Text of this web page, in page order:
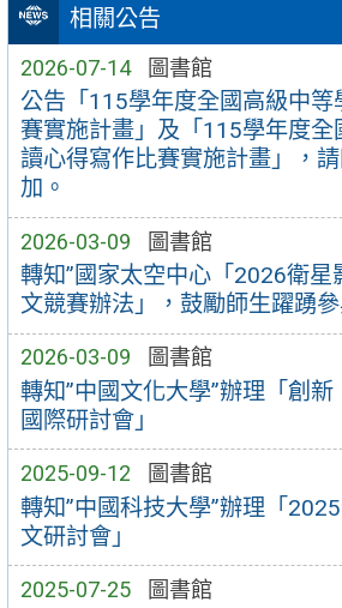
相關公告
2026-07-14 圖書館
公告「115學年度全國高級中
賽實施計畫」及「115學年度全
讀心得寫作比賽實施計畫」，
加。
2026-03-09 圖書館
轉知”國家太空中心「2026衛星
文競賽辦法」，鼓勵師生躍踴
2026-03-09 圖書館
轉知”中國文化大學”辦理「創
國際研討會」
2025-09-12 圖書館
轉知”中國科技大學”辦理「
文研討會」
2025-07-25 圖書館